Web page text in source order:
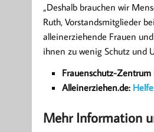
„Deshalb brauchen wir
Ruth, Vorstandsmitglieder
alleinerziehende Frauen
ihnen zu wenig Schutz und
Frauenschutz-Zentrum
Alleinerziehen.de:
Mehr Information